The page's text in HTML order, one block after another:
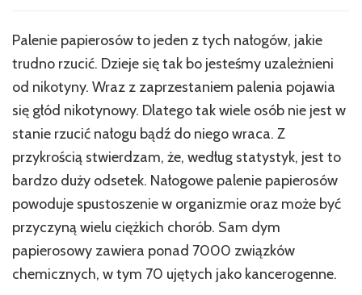
Palenie papierosów to jeden z tych nałogów, jakie
trudno rzucić. Dzieje się tak bo jesteśmy uzależnieni
od nikotyny. Wraz z zaprzestaniem palenia pojawia
się głód nikotynowy. Dlatego tak wiele osób nie jest w
stanie rzucić nałogu bądź do niego wraca. Z
przykrością stwierdzam, że, według statystyk, jest to
bardzo duży odsetek. Nałogowe palenie papierosów
powoduje spustoszenie w organizmie oraz może być
przyczyną wielu ciężkich chorób. Sam dym
papierosowy zawiera ponad 7000 związków
chemicznych, w tym 70 ujętych jako kancerogenne.